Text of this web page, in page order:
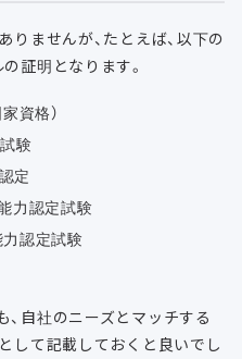
ませんが、たとえば、以下の
証明となります。
資格）
験
定
力認定試験
認定試験
自社のニーズとマッチする
して記載しておくと良いでし